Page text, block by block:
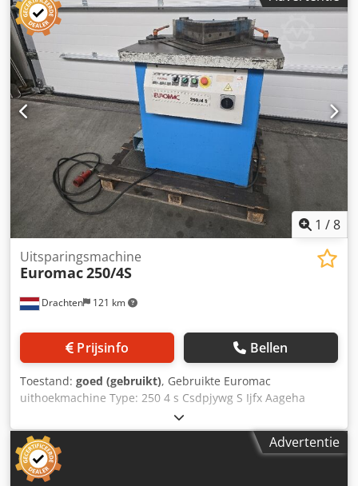
1 /8
Drachten 121 km
Uitsparingsmachine
Euromac250/4S
Prijsinfo Bellen
Toestand: goed (gebruikt), Gebruikte Euromac
uithoekmachine Type: 250 4 s Csdpjywg S Ijfx Aageha
Advertentie